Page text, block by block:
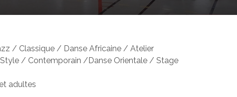
/ Classique / Danse Africaine / Atelier
/ Contemporain /Danse Orientale / Stage
adultes